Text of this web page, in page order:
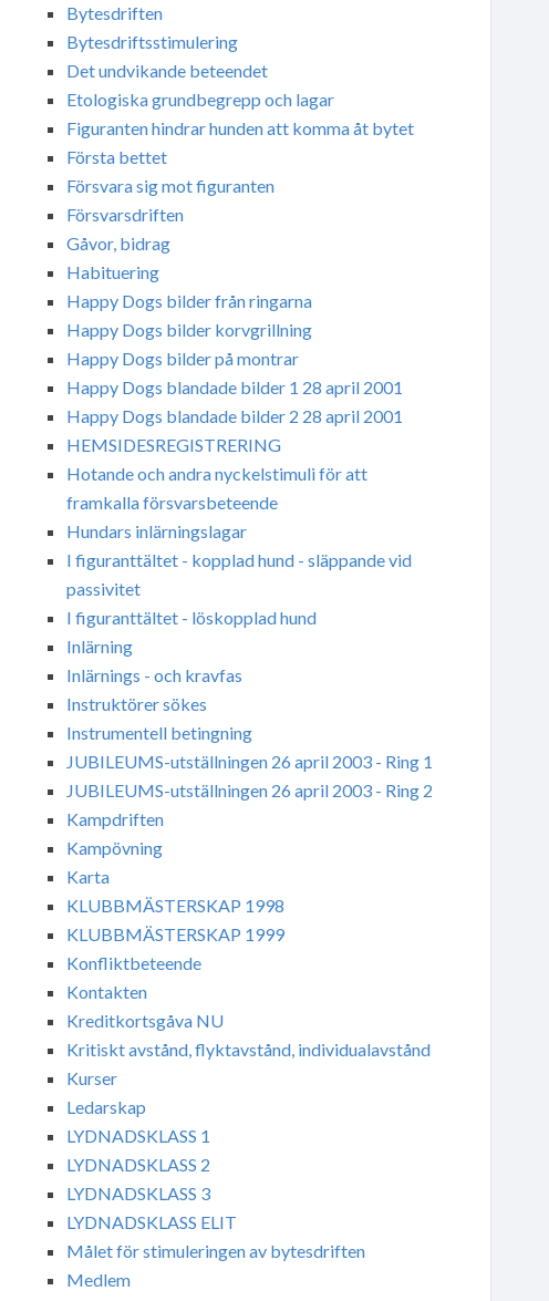
Bytesdriften
Bytesdriftsstimulering
Det undvikande beteendet
Etologiska grundbegrepp och lagar
Figuranten hindrar hunden att komma åt bytet
Första bettet
Försvara sig mot figuranten
Försvarsdriften
Gåvor, bidrag
Habituering
Happy Dogs bilder från ringarna
Happy Dogs bilder korvgrillning
Happy Dogs bilder på montrar
Happy Dogs blandade bilder 1 28 april 2001
Happy Dogs blandade bilder 2 28 april 2001
HEMSIDESREGISTRERING
Hotande och andra nyckelstimuli för att
framkalla försvarsbeteende
Hundars inlärningslagar
I figuranttältet - kopplad hund - släppande vid
passivitet
I figuranttältet - löskopplad hund
Inlärning
Inlärnings - och kravfas
Instruktörer sökes
Instrumentell betingning
JUBILEUMS-utställningen 26 april 2003 - Ring 1
JUBILEUMS-utställningen 26 april 2003 - Ring 2
Kampdriften
Kampövning
Karta
KLUBBMÄSTERSKAP 1998
KLUBBMÄSTERSKAP 1999
Konfliktbeteende
Kontakten
Kreditkortsgåva NU
Kritiskt avstånd, flyktavstånd, individualavstånd
Kurser
Ledarskap
LYDNADSKLASS 1
LYDNADSKLASS 2
LYDNADSKLASS 3
LYDNADSKLASS ELIT
Målet för stimuleringen av bytesdriften
Medlem